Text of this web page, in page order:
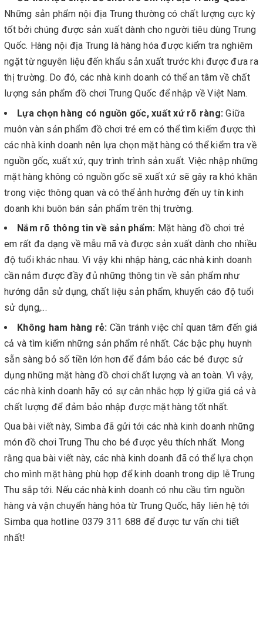
Những sản phẩm nội địa Trung thường có chất lượng cực kỳ
tốt bởi chúng được sản xuất dành cho người tiêu dùng Trung
Quốc. Hàng nội địa Trung là hàng hóa được kiểm tra nghiêm
ngặt từ nguyên liệu đến khẩu sản xuất trước khi được đưa ra
thị trường. Do đó, các nhà kinh doanh có thể an tâm về chất
lượng sản phẩm đồ chơi Trung Quốc để nhập về Việt Nam.
Lựa chọn hàng có nguồn gốc, xuất xứ rõ ràng: Giữa
muôn vàn sản phẩm đồ chơi trẻ em có thể tìm kiếm được thì
các nhà kinh doanh nên lựa chọn mặt hàng có thể kiểm tra về
nguồn gốc, xuất xứ, quy trình trình sản xuất. Việc nhập những
mặt hàng không có nguồn gốc sẽ xuất xứ sẽ gây ra khó khăn
trong việc thông quan và có thể ảnh hưởng đến uy tín kinh
doanh khi buôn bán sản phẩm trên thị trường.
Nắm rõ thông tin về sản phẩm: Mặt hàng đồ chơi trẻ
em rất đa dạng về mẫu mã và được sản xuất dành cho nhiều
độ tuổi khác nhau. Vì vậy khi nhập hàng, các nhà kinh doanh
cần nắm được đầy đủ những thông tin về sản phẩm như
hướng dẫn sử dụng, chất liệu sản phẩm, khuyến cáo độ tuổi
sử dụng,...
Không ham hàng rẻ: Cần tránh việc chỉ quan tâm đến giá
cả và tìm kiếm những sản phẩm rẻ nhất. Các bậc phụ huynh
sẵn sàng bỏ số tiền lớn hơn để đảm bảo các bé được sử
dụng những mặt hàng đồ chơi chất lượng và an toàn. Vì vậy,
các nhà kinh doanh hãy có sự cân nhắc hợp lý giữa giá cả và
chất lượng để đảm bảo nhập được mặt hàng tốt nhất.
Qua bài viết này, Simba đã gửi tới các nhà kinh doanh những
món đồ chơi Trung Thu cho bé được yêu thích nhất. Mong
rằng qua bài viết này, các nhà kinh doanh đã có thể lựa chọn
cho mình mặt hàng phù hợp để kinh doanh trong dịp lễ Trung
Thu sắp tới. Nếu các nhà kinh doanh có nhu cầu tìm nguồn
hàng và vận chuyển hàng hóa từ Trung Quốc, hãy liên hệ tới
Simba qua hotline 0379 311 688 để được tư vấn chi tiết
nhất!